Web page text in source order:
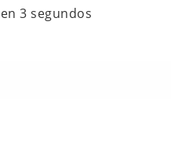
en 3 segundos